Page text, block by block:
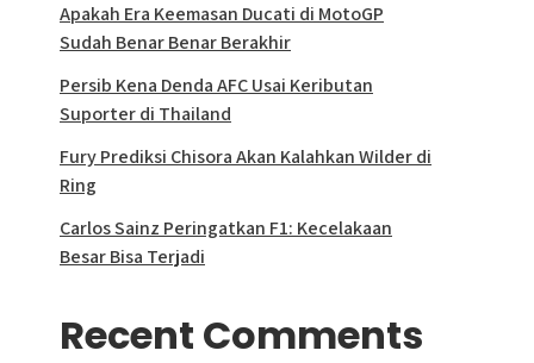
Apakah Era Keemasan Ducati di MotoGP
Sudah Benar Benar Berakhir
Persib Kena Denda AFC Usai Keributan
Suporter di Thailand
Fury Prediksi Chisora Akan Kalahkan Wilder di
Ring
Carlos Sainz Peringatkan F1: Kecelakaan
Besar Bisa Terjadi
Recent Comments